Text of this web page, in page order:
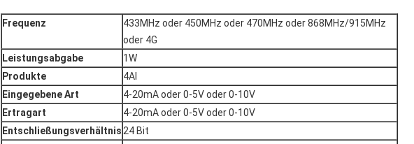
Frequenz
433MHz oder 450MHz oder 470MHz oder 868MHz/915MHz
oder 4G
Leistungsabgabe
1W
Produkte
4AI
Eingegebene Art
4-20mA oder 0-5V oder 0-10V
Ertragart
4-20mA oder 0-5V oder 0-10V
Entschließungsverhältnis24 Bit